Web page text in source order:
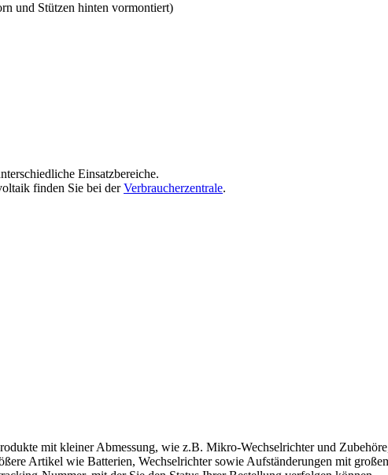
und Stützen hinten vormontiert)
Einsatzbereiche.
finden Sie bei derVerbraucherzentrale.
mit kleiner Abmessung, wie z.B. Mikro-Wechselrichter und
Artikel wie Batterien, Wechselrichter sowie Aufständerungen mit